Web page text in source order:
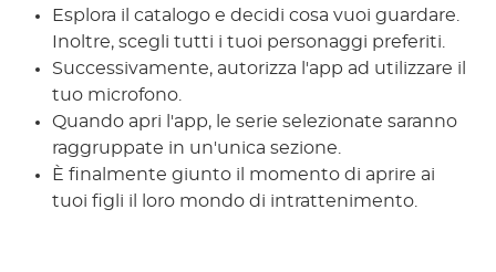
Esplora il catalogo e decidi cosa vuoi guardare.
Inoltre, scegli tutti i tuoi personaggi preferiti.
Successivamente, autorizza l'app ad utilizzare il
tuo microfono.
Quando apri l'app, le serie selezionate saranno
raggruppate in un'unica sezione.
È finalmente giunto il momento di aprire ai
tuoi figli il loro mondo di intrattenimento.